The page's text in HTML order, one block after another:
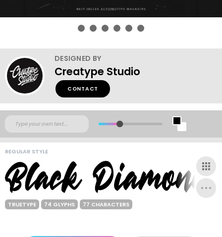
DESIGNED BY
Creatype Studio
CONTACT
REGULAR STYLE
TRUETYPE 74 GLYPHS 77 CHARACTERS